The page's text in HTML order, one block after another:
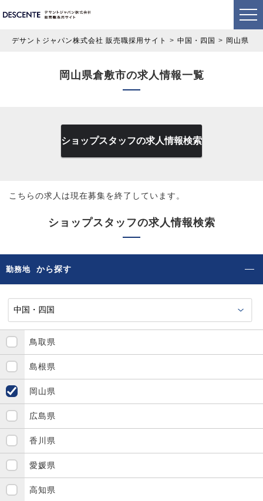
デサントジャパン株式会社 販売職採用サイト 中国・四国 岡山県
岡山県倉敷市の求人情報一覧
ショップスタッフの求人情報検索
こちらの求人は現在募集を終了しています。
ショップスタッフの求人情報検索
勤務地 から探す
鳥取県
島根県
岡山県
広島県
香川県
愛媛県
高知県